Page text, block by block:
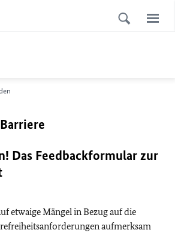
Das Feedbackformular zur
etwaige Mängel in Bezug auf die
aufmerksam